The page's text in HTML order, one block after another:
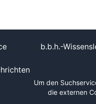
b.b.h.-
Um den
die externen